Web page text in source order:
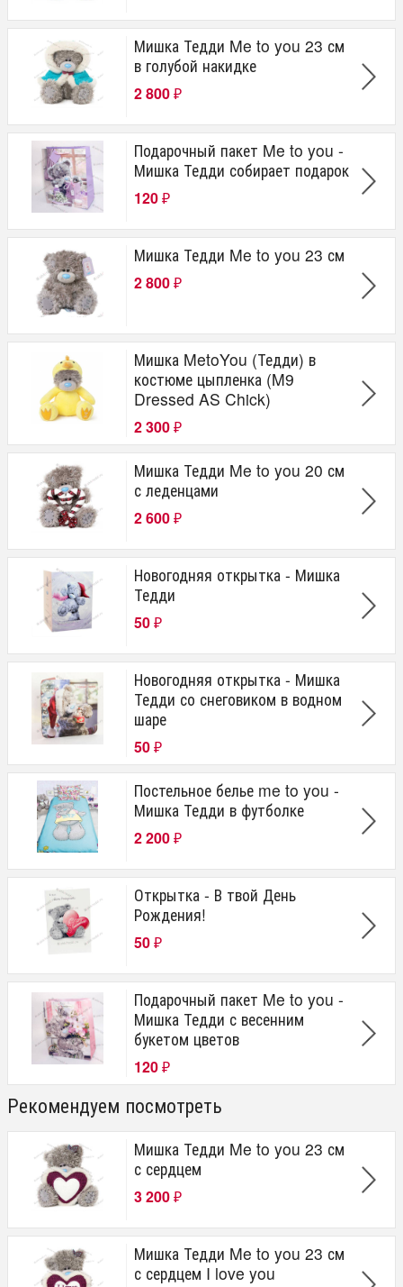
Мишка Тедди Me to you 23 см
в голубой накидке
2 800 ₽
Подарочный пакет Me to you -
Мишка Тедди собирает подарок
120 ₽
Мишка Тедди Me to you 23 см
2 800 ₽
Мишка MetoYou (Тедди) в
костюме цыпленка (M9
Dressed AS Chick)
2 300 ₽
Мишка Тедди Me to you 20 см
с леденцами
2 600 ₽
Новогодняя открытка - Мишка
Тедди
50 ₽
Новогодняя открытка - Мишка
Тедди со снеговиком в водном
шаре
50 ₽
Постельное белье me to you -
Мишка Тедди в футболке
2 200 ₽
Открытка - В твой День
Рождения!
50 ₽
Подарочный пакет Me to you -
Мишка Тедди с весенним
букетом цветов
120 ₽
Рекомендуем посмотреть
Мишка Тедди Me to you 23 см
с сердцем
3 200 ₽
Мишка Тедди Me to you 23 см
с сердцем I love you